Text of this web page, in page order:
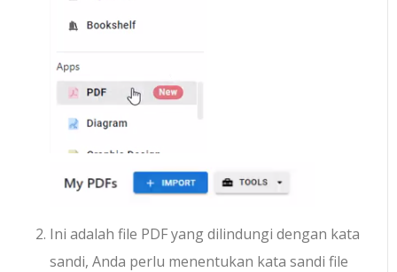
Ini adalah file PDF yang dilindungi dengan kata
sandi, Anda perlu menentukan kata sandi file